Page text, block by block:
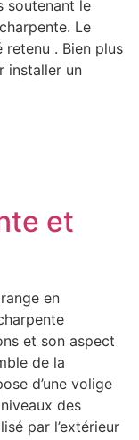
soutenant le
Le
. Bien plus
installer un
et
en
et son aspect
de la
d’une volige
des
par l’extérieur